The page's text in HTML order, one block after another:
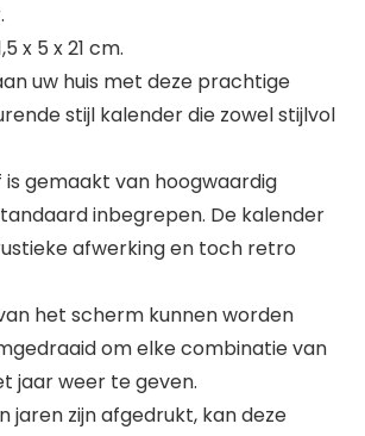
x 5 x 21 cm.
uw huis met deze prachtige
stijl kalender die zowel stijlvol
is gemaakt van hoogwaardig
inbegrepen. De kalender
afwerking en toch retro
het scherm kunnen worden
om elke combinatie van
jaar weer te geven.
jaren zijn afgedrukt, kan deze